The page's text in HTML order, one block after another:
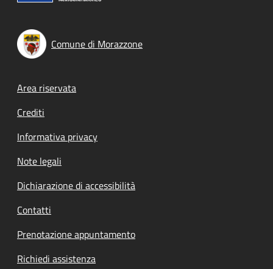
Comune di Morazzone
Footer menu
Area riservata
Crediti
Informativa privacy
Note legali
Dichiarazione di accessibilità
Contatti
Prenotazione appuntamento
Richiedi assistenza